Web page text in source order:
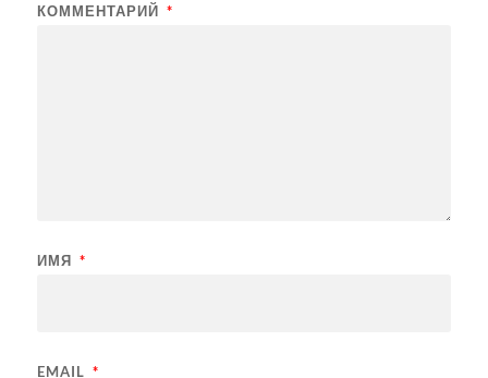
КОММЕНТАРИЙ *
ИМЯ *
EMAIL *